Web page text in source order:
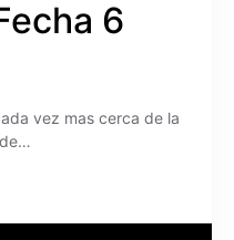
6
vez mas cerca de la